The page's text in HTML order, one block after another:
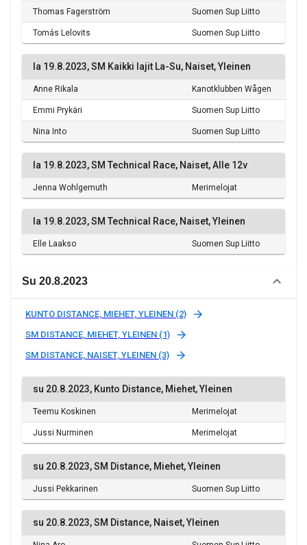
Thomas Fagerström Suomen Sup Liitto
Tomás Lelovits Suomen Sup Liitto
la 19.8.2023, SM Kaikki lajit La-Su, Naiset, Yleinen
Anne Rikala Kanotklubben Wågen
Emmi Prykäri Suomen Sup Liitto
Nina Into Suomen Sup Liitto
la 19.8.2023, SM Technical Race, Naiset, Alle 12v
Jenna Wohlgemuth Merimelojat
la 19.8.2023, SM Technical Race, Naiset, Yleinen
Elle Laakso Suomen Sup Liitto
Su 20.8.2023
KUNTO DISTANCE, MIEHET, YLEINEN (2)
SM DISTANCE, MIEHET, YLEINEN (1)
SM DISTANCE, NAISET, YLEINEN (3)
su 20.8.2023, Kunto Distance, Miehet, Yleinen
Teemu Koskinen Merimelojat
Jussi Nurminen Merimelojat
su 20.8.2023, SM Distance, Miehet, Yleinen
Jussi Pekkarinen Suomen Sup Liitto
su 20.8.2023, SM Distance, Naiset, Yleinen